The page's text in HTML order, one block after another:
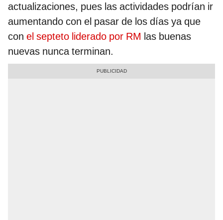
actualizaciones, pues las actividades podrían ir
aumentando con el pasar de los días ya que
con el septeto liderado por RM las buenas
nuevas nunca terminan.